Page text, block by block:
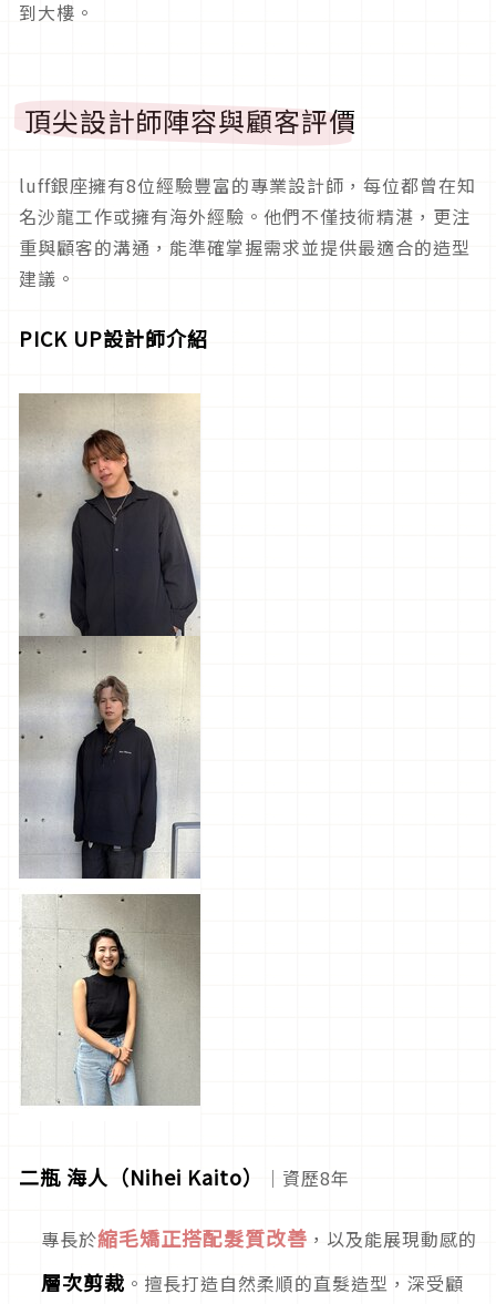
到大樓。
頂尖設計師陣容與顧客評價
luff銀座擁有8位經驗豐富的專業設計師，每位都曾在知
名沙龍工作或擁有海外經驗。他們不僅技術精湛，更注
重與顧客的溝通，能準確掌握需求並提供最適合的造型
建議。
PICK UP設計師介紹
二瓶 海人（Nihei Kaito） ｜資歷8年
專長於縮毛矯正搭配髮質改善 ，以及能展現動感的
層次剪裁 。擅長打造自然柔順的直髮造型，深受顧